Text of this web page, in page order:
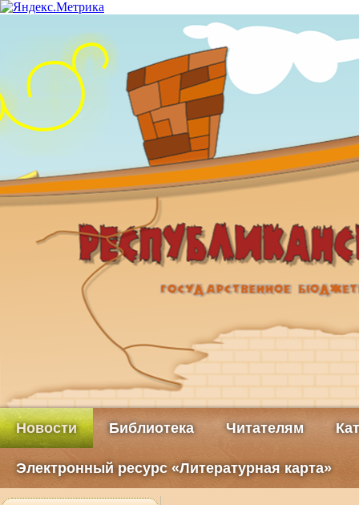
Новости Библиотека Читателям
Электронный ресурс «Литературная карта»